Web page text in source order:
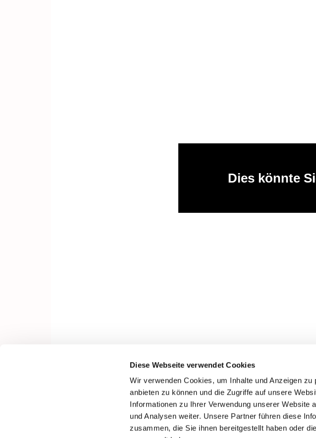
Diese Webseite verwendet Cookies
Wir verwenden Cookies, um Inhalte und Anzeigen
anbieten zu können und die Zugriffe auf unsere
Informationen zu Ihrer Verwendung unserer Website
und Analysen weiter. Unsere Partner führen diese
zusammen, die Sie ihnen bereitgestellt haben oder
Dies könnte